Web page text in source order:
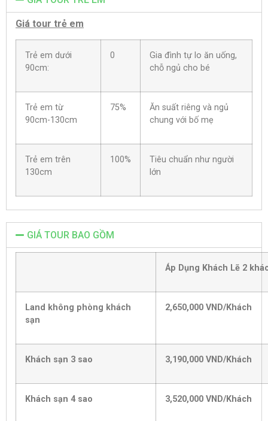
Giá tour trẻ em
Trẻ em dưới
90cm:
0
Gia đình tự lo ăn uống,
chỗ ngủ cho bé
Trẻ em từ
90cm-130cm
75%
Ăn suất riêng và ngủ
chung với bố mẹ
Trẻ em trên
130cm
100%
Tiêu chuẩn như người
lớn
GIÁ TOUR BAO GỒM
Áp Dụng Khách Lẽ 2
Land không phòng khách
sạn
2,650,000 VND/Khách
Khách sạn 3 sao 3,190,000 VND/Khách
Khách sạn 4 sao 3,520,000 VND/Khách